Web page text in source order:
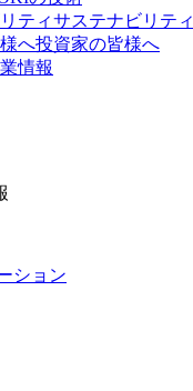
サステナビリティ
投資家の皆様へ
情報
ション